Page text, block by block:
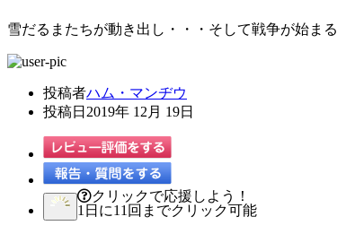
雪だるまたちが動き出し・・・そして戦争が始まる
投稿者ハム・マンヂウ
投稿日 2019年 12月 19日
クリックで応援しよう！
1日に11回までクリック可能